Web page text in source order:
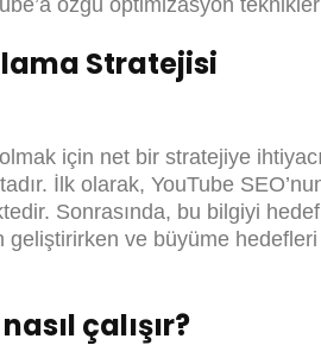
özgü optimizasyon
Stratejisi
olmak için net bir stratejiye
İlk olarak, YouTube SEO’nun
Sonrasında, bu bilgiyi
geliştirirken ve büyüme
çalışır?